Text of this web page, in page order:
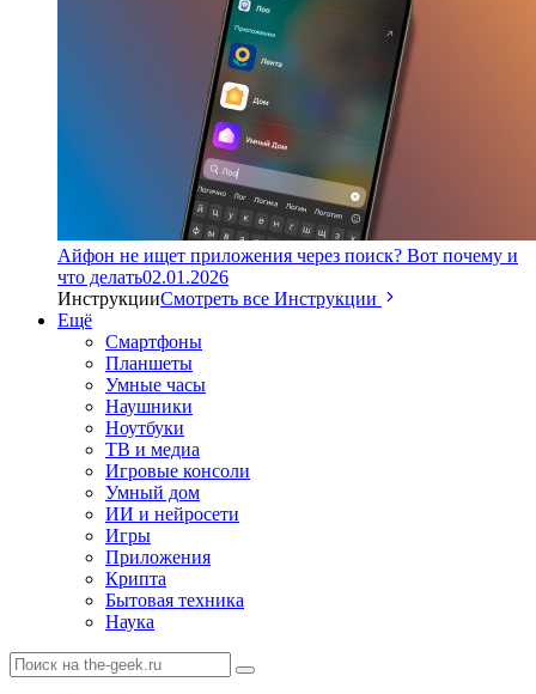
Айфон не ищет приложения через поиск? Вот почему и
что делать02.01.2026
ИнструкцииСмотреть все Инструкции
Ещё
Смартфоны
Планшеты
Умные часы
Наушники
Ноутбуки
ТВ и медиа
Игровые консоли
Умный дом
ИИ и нейросети
Игры
Приложения
Крипта
Бытовая техника
Наука